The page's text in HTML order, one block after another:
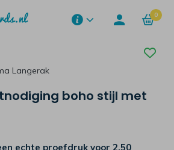
0
Langerak
boho stijl met
echte proefdruk voor 2,50